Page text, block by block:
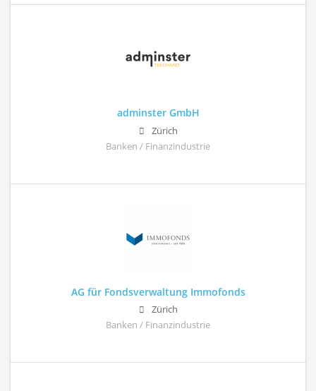
adminster GmbH
Zürich
Banken / Finanzindustrie
AG für Fondsverwaltung Immofonds
Zürich
Banken / Finanzindustrie